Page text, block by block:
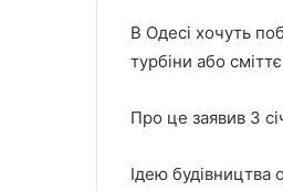
В Одесі хочуть
турбіни або
Про це заявив 3
Ідею будівництва